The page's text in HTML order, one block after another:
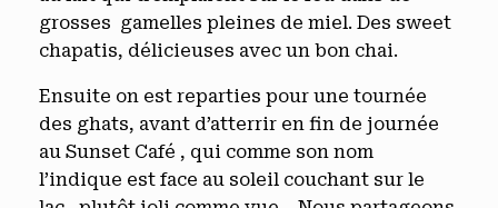
grosses gamelles pleines de miel. Des sweet
chapatis, délicieuses avec un bon chai.
Ensuite on est reparties pour une tournée
des ghats, avant d’atterrir en fin de journée
au Sunset Café , qui comme son nom
l’indique est face au soleil couchant sur le